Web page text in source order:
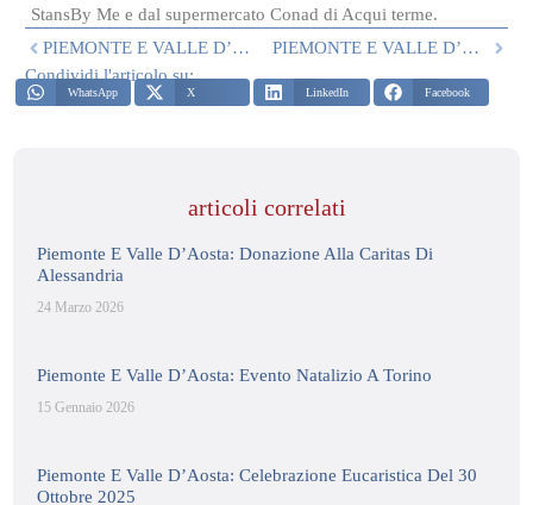
StansBy Me e dal supermercato Conad di Acqui terme.
PIEMONTE E VALLE D’AOSTA: LE DONAZIONI DI MAGGIO
PIEMONTE E VALLE D’AOSTA: CERIMONIA DI INVESTITURA DEL 25 GIUGNO 2021
Condividi l'articolo su:
WhatsApp X LinkedIn Facebook
articoli correlati
Piemonte E Valle D’Aosta: Donazione Alla Caritas Di
Alessandria
24 Marzo 2026
Piemonte E Valle D’Aosta: Evento Natalizio A Torino
15 Gennaio 2026
Piemonte E Valle D’Aosta: Celebrazione Eucaristica Del 30
Ottobre 2025